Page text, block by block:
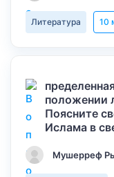
Литература 10
положении
Поясните
Ислама в
Мушерреф